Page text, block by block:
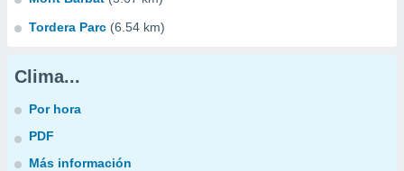
Tordera Parc (6.54 km)
Clima...
Por hora
PDF
Más información